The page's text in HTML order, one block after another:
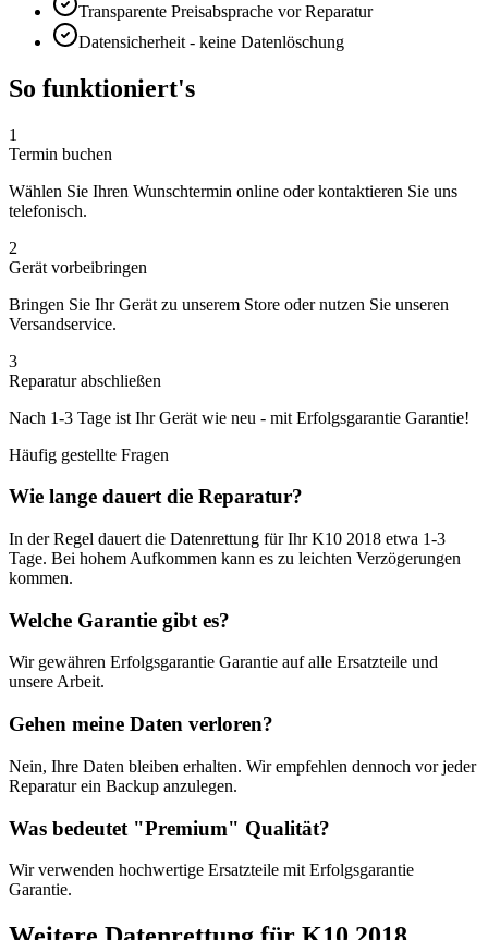
Transparente Preisabsprache vor Reparatur
Datensicherheit - keine Datenlöschung
So funktioniert's
1
Termin buchen
Wählen Sie Ihren Wunschtermin online oder kontaktieren Sie uns
telefonisch.
2
Gerät vorbeibringen
Bringen Sie Ihr Gerät zu unserem Store oder nutzen Sie unseren
Versandservice.
3
Reparatur abschließen
Nach 1-3 Tage ist Ihr Gerät wie neu - mit Erfolgsgarantie Garantie!
Häufig gestellte Fragen
Wie lange dauert die Reparatur?
In der Regel dauert die Datenrettung für IhrK10 2018 etwa 1-3
Tage. Bei hohem Aufkommen kann es zu leichten Verzögerungen
kommen.
Welche Garantie gibt es?
Wir gewähren Erfolgsgarantie Garantie auf alle Ersatzteile und
unsere Arbeit.
Gehen meine Daten verloren?
Nein, Ihre Daten bleiben erhalten. Wir empfehlen dennoch vor jeder
Reparatur ein Backup anzulegen.
Was bedeutet "Premium" Qualität?
Wir verwenden hochwertige Ersatzteile mit Erfolgsgarantie
Garantie.